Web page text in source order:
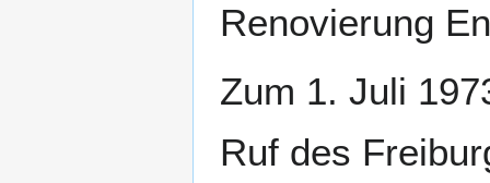
Renovierung
Zum 1. Juli
Ruf des